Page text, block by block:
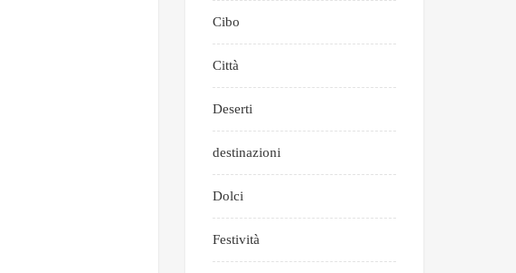
Cibo
Città
Deserti
destinazioni
Dolci
Festività